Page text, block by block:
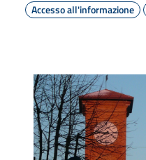
Accesso all'informazione